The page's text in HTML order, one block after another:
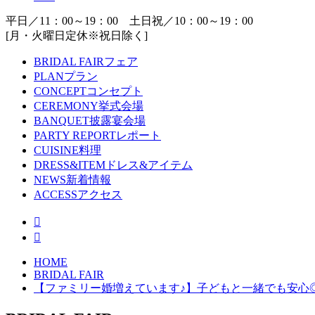
平日／11：00～19：00 土日祝／10：00～19：00
[月・火曜日定休※祝日除く]
BRIDAL FAIRフェア
PLANプラン
CONCEPTコンセプト
CEREMONY挙式会場
BANQUET披露宴会場
PARTY REPORTレポート
CUISINE料理
DRESS&ITEM ドレス&アイテム
NEWS新着情報
ACCESSアクセス
HOME
BRIDAL FAIR
【ファミリー婚増えています♪】子どもと一緒でも安